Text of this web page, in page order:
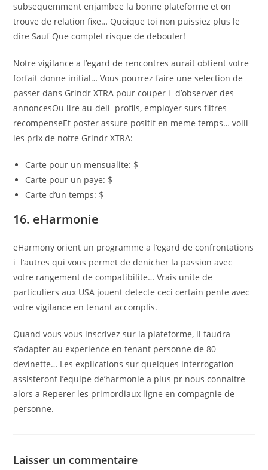
subsequemment enjambee la bonne plateforme et on
trouve de relation fixe… Quoique toi non puissiez plus le
dire Sauf Que complet risque de debouler!
Notre vigilance a l’egard de rencontres aurait obtient votre
forfait donne initial… Vous pourrez faire une selection de
passer dans Grindr XTRA pour couper i d’observer des
annoncesOu lire au-deli profils, employer surs filtres
recompenseEt poster assure positif en meme temps… voili
les prix de notre Grindr XTRA:
Carte pour un mensualite: $
Carte pour un paye: $
Carte d’un temps: $
16. eHarmonie
eHarmony orient un programme a l’egard de confrontations
i l’autres qui vous permet de denicher la passion avec
votre rangement de compatibilite… Vrais unite de
particuliers aux USA jouent detecte ceci certain pente avec
votre vigilance en tenant accomplis.
Quand vous vous inscrivez sur la plateforme, il faudra
s’adapter au experience en tenant personne de 80
devinette… Les explications sur quelques interrogation
assisteront l’equipe de’harmonie a plus pr nous connaitre
alors a Reperer les primordiaux ligne en compagnie de
personne.
Laisser un commentaire